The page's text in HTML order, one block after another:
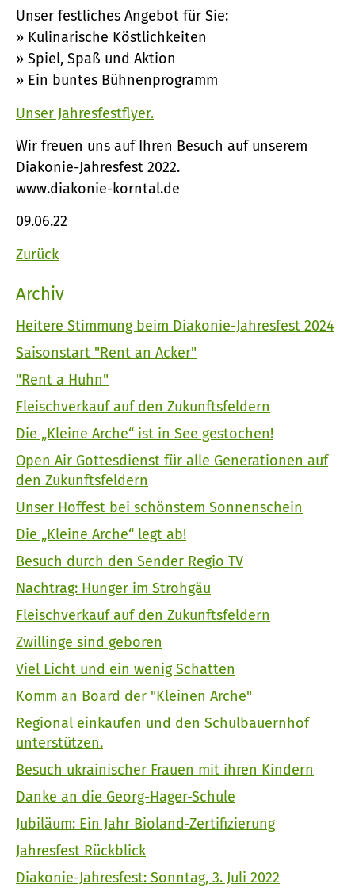
Unser festliches Angebot für Sie:
» Kulinarische Köstlichkeiten
» Spiel, Spaß und Aktion
» Ein buntes Bühnenprogramm
Unser Jahresfestflyer.
Wir freuen uns auf Ihren Besuch auf unserem
Diakonie-Jahresfest 2022.
www.diakonie-korntal.de
09.06.22
Zurück
Archiv
Heitere Stimmung beim Diakonie-Jahresfest 2024
Saisonstart "Rent an Acker"
"Rent a Huhn"
Fleischverkauf auf den Zukunftsfeldern
Die „Kleine Arche“ ist in See gestochen!
Open Air Gottesdienst für alle Generationen auf
den Zukunftsfeldern
Unser Hoffest bei schönstem Sonnenschein
Die „Kleine Arche“ legt ab!
Besuch durch den Sender Regio TV
Nachtrag: Hunger im Strohgäu
Fleischverkauf auf den Zukunftsfeldern
Zwillinge sind geboren
Viel Licht und ein wenig Schatten
Komm an Board der "Kleinen Arche"
Regional einkaufen und den Schulbauernhof
unterstützen.
Besuch ukrainischer Frauen mit ihren Kindern
Danke an die Georg-Hager-Schule
Jubiläum: Ein Jahr Bioland-Zertifizierung
Jahresfest Rückblick
Diakonie-Jahresfest: Sonntag, 3. Juli 2022